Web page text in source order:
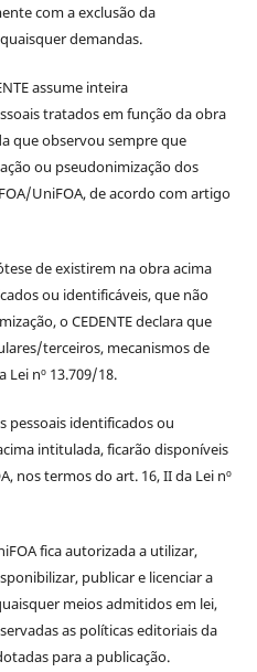
com a exclusão da
demandas.
assume inteira
tratados em função da obra
que observou sempre que
ou pseudonimização dos
UniFOA, de acordo com artigo
de existirem na obra acima
ou identificáveis, que não
o CEDENTE declara que
terceiros, mecanismos de
nº 13.709/18.
pessoais identificados ou
intitulada, ficarão disponíveis
nos termos do art. 16, II da Lei nº
fica autorizada a utilizar,
publicar e licenciar a
meios admitidos em lei,
as políticas editoriais da
para a publicação.